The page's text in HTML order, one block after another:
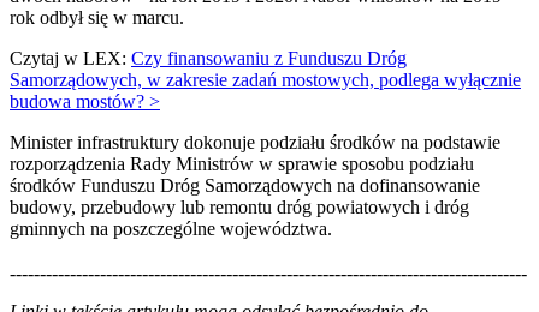
rok odbył się w marcu.
Czytaj w LEX: Czy finansowaniu z Funduszu Dróg
Samorządowych, w zakresie zadań mostowych, podlega wyłącznie
budowa mostów? >
Minister infrastruktury dokonuje podziału środków na podstawie
rozporządzenia Rady Ministrów w sprawie sposobu podziału
środków Funduszu Dróg Samorządowych na dofinansowanie
budowy, przebudowy lub remontu dróg powiatowych i dróg
gminnych na poszczególne województwa.
--------------------------------------------------------------------------------------